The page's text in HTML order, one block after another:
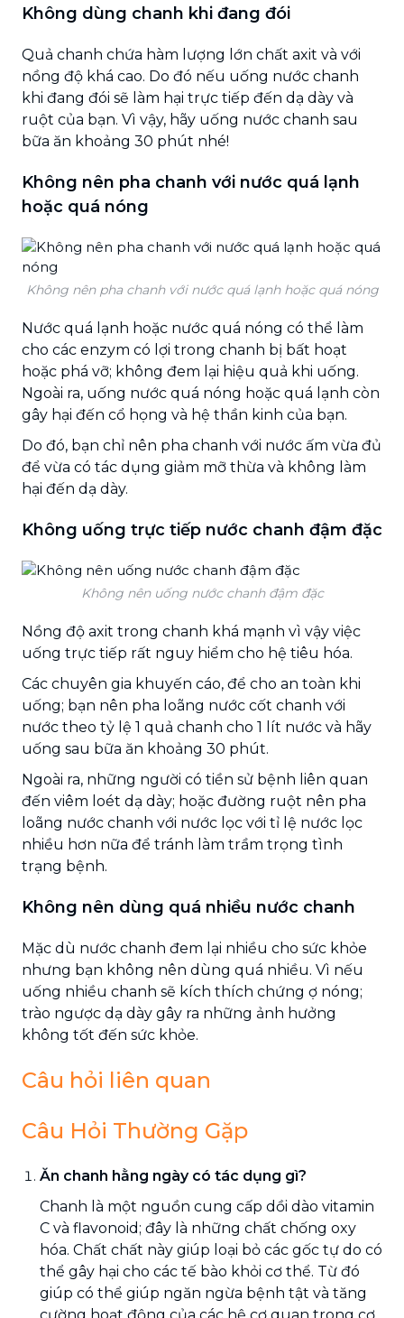
Không dùng chanh khi đang đói
Quả chanh chứa hàm lượng lớn chất axit và với
nồng độ khá cao. Do đó nếu uống nước chanh
khi đang đói sẽ làm hại trực tiếp đến dạ dày và
ruột của bạn. Vì vậy, hãy uống nước chanh sau
bữa ăn khoảng 30 phút nhé!
Không nên pha chanh với nước quá lạnh
hoặc quá nóng
Không nên pha chanh với nước quá lạnh hoặc quá nóng
Nước quá lạnh hoặc nước quá nóng có thể làm
cho các enzym có lợi trong chanh bị bất hoạt
hoặc phá vỡ; không đem lại hiệu quả khi uống.
Ngoài ra, uống nước quá nóng hoặc quá lạnh còn
gây hại đến cổ họng và hệ thần kinh của bạn.
Do đó, bạn chỉ nên pha chanh với nước ấm vừa đủ
để vừa có tác dụng giảm mỡ thừa và không làm
hại đến dạ dày.
Không uống trực tiếp nước chanh đậm đặc
Không nên uống nước chanh đậm đặc
Nồng độ axit trong chanh khá mạnh vì vậy việc
uống trực tiếp rất nguy hiểm cho hệ tiêu hóa.
Các chuyên gia khuyến cáo, để cho an toàn khi
uống; bạn nên pha loãng nước cốt chanh với
nước theo tỷ lệ 1 quả chanh cho 1 lít nước và hãy
uống sau bữa ăn khoảng 30 phút.
Ngoài ra, những người có tiền sử bệnh liên quan
đến viêm loét dạ dày; hoặc đường ruột nên pha
loãng nước chanh với nước lọc với tỉ lệ nước lọc
nhiều hơn nữa để tránh làm trầm trọng tình
trạng bệnh.
Không nên dùng quá nhiều nước chanh
Mặc dù nước chanh đem lại nhiều cho sức khỏe
nhưng bạn không nên dùng quá nhiều. Vì nếu
uống nhiều chanh sẽ kích thích chứng ợ nóng;
trào ngược dạ dày gây ra những ảnh hưởng
không tốt đến sức khỏe.
Câu hỏi liên quan
Câu Hỏi Thường Gặp
Ăn chanh hằng ngày có tác dụng gì?
Chanh là một nguồn cung cấp dồi dào vitamin
C và flavonoid; đây là những chất chống oxy
hóa. Chất chất này giúp loại bỏ các gốc tự do có
thể gây hại cho các tế bào khỏi cơ thể. Từ đó
giúp có thể giúp ngăn ngừa bệnh tật và tăng
cường hoạt động của các hệ cơ quan trong cơ